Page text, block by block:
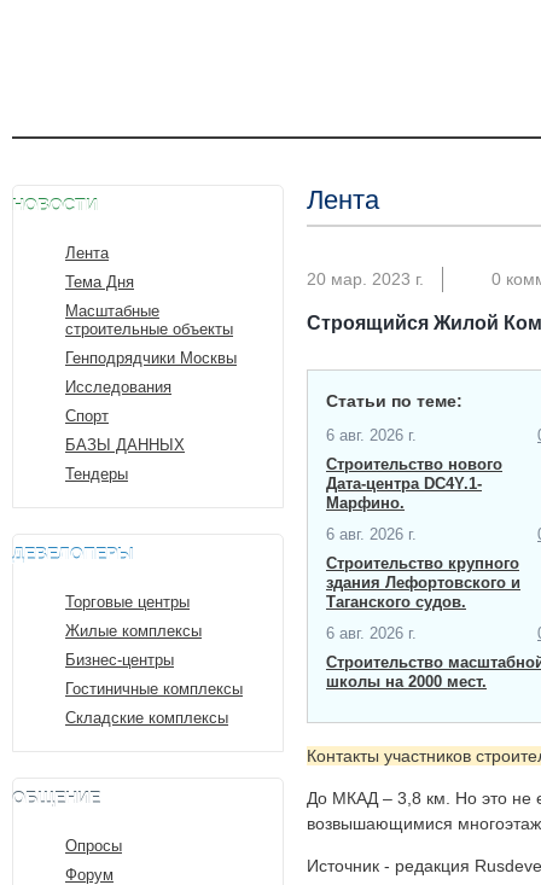
НОВОСТИ
Лента
Тема Дня
Масштабные
строительные объекты
Генподрядчики Москвы
Исследования
Спорт
БАЗЫ ДАННЫХ
Тендеры
ДЕВЕЛОПЕРЫ
Торговые центры
Жилые комплексы
Бизнес-центры
Гостиничные комплексы
Складские комплексы
ОБЩЕНИЕ
Опросы
Форум
Лента
20 мар. 2023 г. 0
Строящийся Жилой
Статьи по теме:
6 авг. 2026 г.
Строительство нового
Дата-центра​ DC4Y.1-
Марфино.
6 авг. 2026 г.
Строительство крупного
здания Лефортовского и
Таганского судов.
6 авг. 2026 г.
Строительство
школы на 2000 мест​.
Контакты участников
До МКАД – 3,8 км. Но это не
возвышающимися
Источник - редакция